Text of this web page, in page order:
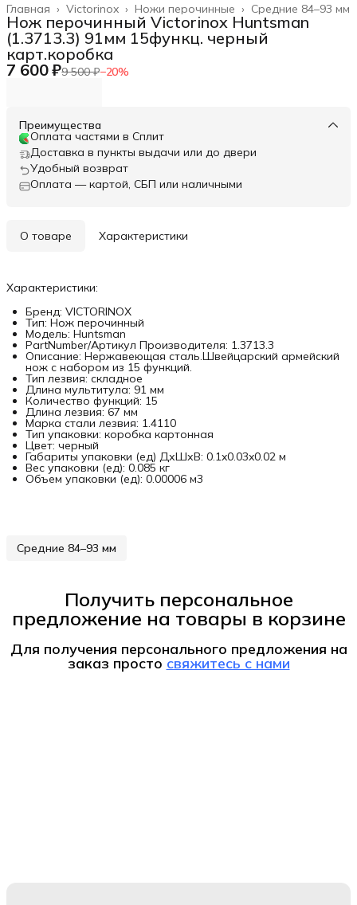
Средние 84–93 мм
Ножи перочинные ›
Victorinox ›
Главная ›
Нож перочинный Victorinox Huntsman
(1.3713.3) 91мм 15функц. черный
карт.коробка
7 600 ₽9 500 ₽−20%
Преимущества
Оплата частями в Сплит
Доставка в пункты выдачи или до двери
Удобный возврат
Оплата — картой, СБП или наличными
О товаре Характеристики
Характеристики:
Бренд: VICTORINOX
Тип: Нож перочинный
Модель: Huntsman
PartNumber/Артикул Производителя: 1.3713.3
Описание: Нержавеющая сталь.Швейцарский армейский
нож с набором из 15 функций.
Тип лезвия: складное
Длина мультитула: 91 мм
Количество функций: 15
Длина лезвия: 67 мм
Марка стали лезвия: 1.4110
Тип упаковки: коробка картонная
Цвет: черный
Габариты упаковки (ед) ДхШхВ: 0.1x0.03x0.02 м
Вес упаковки (ед): 0.085 кг
Объем упаковки (ед): 0.00006 м3
Средние 84–93 мм
Получить персональное
предложение на товары в корзине
Для получения персонального предложения на
заказ просто свяжитесь с нами